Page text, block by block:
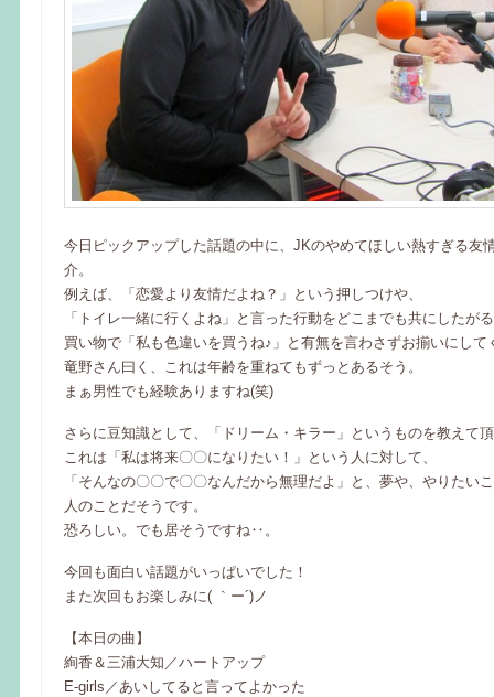
今日ピックアップした話題の中に、JKのやめてほしい熱すぎる友
介。
例えば、「恋愛より友情だよね？」という押しつけや、
「トイレ一緒に行くよね」と言った行動をどこまでも共にしたが
買い物で「私も色違いを買うね♪」と有無を言わさずお揃いにして
竜野さん曰く、これは年齢を重ねてもずっとあるそう。
まぁ男性でも経験ありますね(笑)
さらに豆知識として、「ドリーム・キラー」というものを教えて
これは「私は将来〇〇になりたい！」という人に対して、
「そんなの〇〇で〇〇なんだから無理だよ」と、夢や、やりたい
人のことだそうです。
恐ろしい。でも居そうですね‥。
今回も面白い話題がいっぱいでした！
また次回もお楽しみに( ｀ー´)ノ
【本日の曲】
絢香＆三浦大知／ハートアップ
E-girls／あいしてると言ってよかった